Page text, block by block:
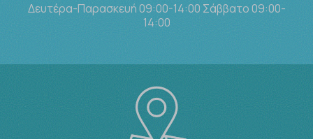
Δευτέρα-Παρασκευή 09:00-14:00 Σάββατο 09:00-
14:00